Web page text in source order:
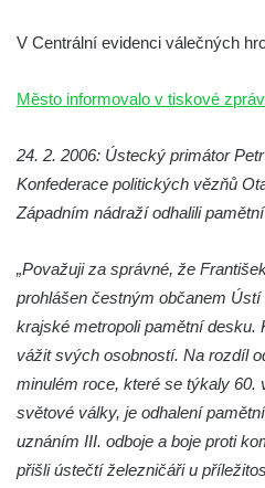
pomníku obětem válek na
Pomník obětem 1. a 2. světové
Pomník obětem 1. a 2. světové
Římově
Pomník obětem 1. světové
Předoníně
Pomník obětem 2. světové
Pamětní deska obětem 1.
Plavu
Kenotaf Pepiho Meisela na
V Centrální evidenci válečných
Město informovalo v tiskové
24. 2. 2006: Ústecký primátor
Konfederace politických vězňů
Západním nádraží odhalili
„Považuji za správné, že
prohlášen čestným občanem
krajské metropoli pamětní desku.
vážit svých osobností. Na rozdíl
minulém roce, které se týkaly 60.
světové války, je odhalení
uznáním III. odboje a boje proti
přišli ústečtí železničáři u